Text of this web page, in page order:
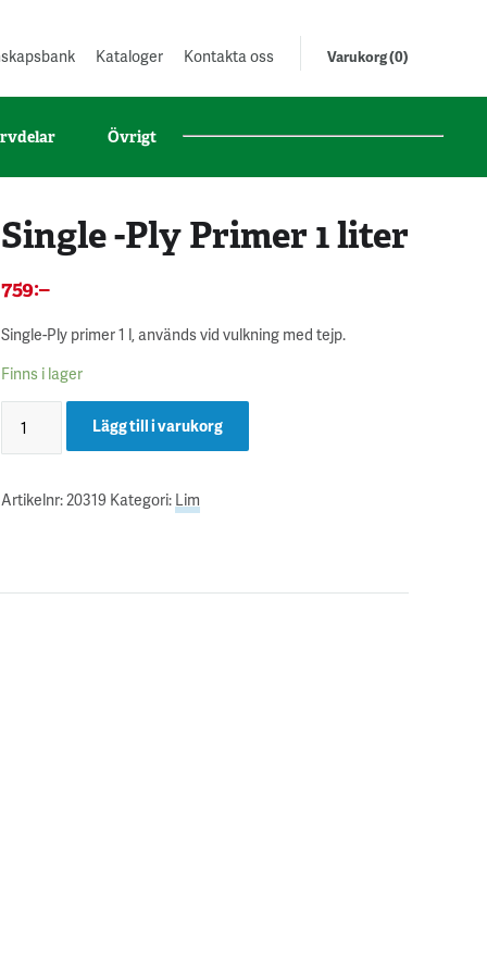
Varukorg (0)
Kataloger Kontakta oss
Övrigt
Single -Ply Primer 1 liter
759:–
Single-Ply primer 1 l, används vid vulkning med tejp.
Finns i lager
Lägg till i varukorg
Artikelnr:20319 Kategori: Lim